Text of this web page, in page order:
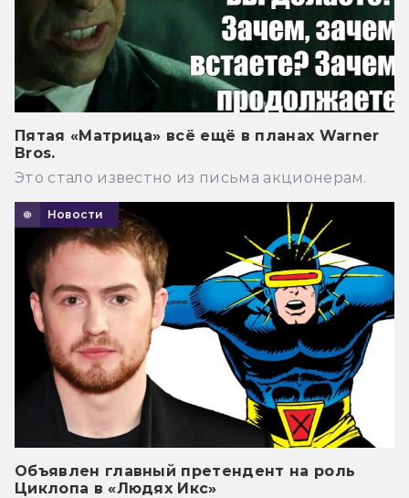
Пятая «Матрица» всё ещё в планах Warner
Bros.
Это стало известно из письма акционерам.
Новости
Объявлен главный претендент на роль
Циклопа в «Людях Икс»